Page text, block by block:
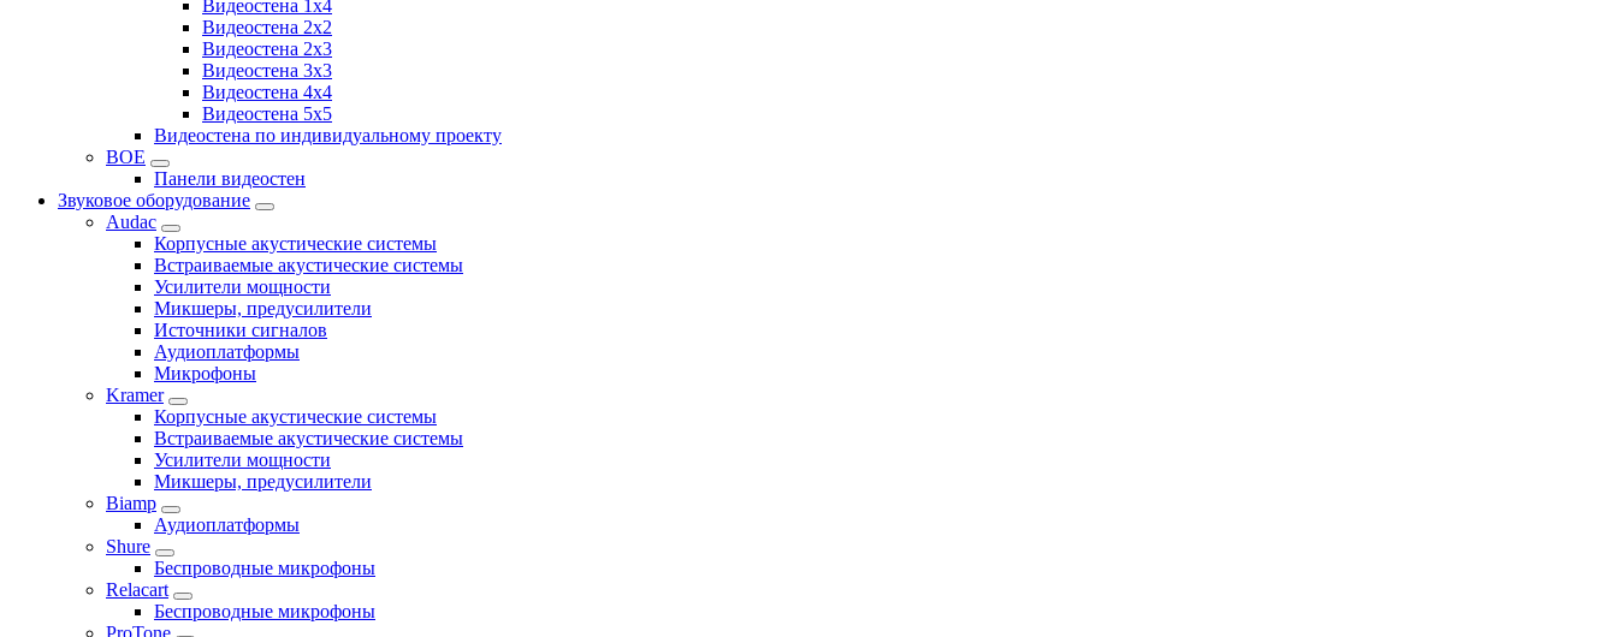
Видеостена 1x4
Видеостена 2x2
Видеостена 2x3
Видеостена 3x3
Видеостена 4x4
Видеостена 5x5
Видеостена по индивидуальному проекту
BOE
Панели видеостен
Звуковое оборудование
Audac
Корпусные акустические системы
Встраиваемые акустические системы
Усилители мощности
Микшеры, предусилители
Источники сигналов
Аудиоплатформы
Микрофоны
Kramer
Корпусные акустические системы
Встраиваемые акустические системы
Усилители мощности
Микшеры, предусилители
Biamp
Аудиоплатформы
Shure
Беспроводные микрофоны
Relacart
Беспроводные микрофоны
ProTone